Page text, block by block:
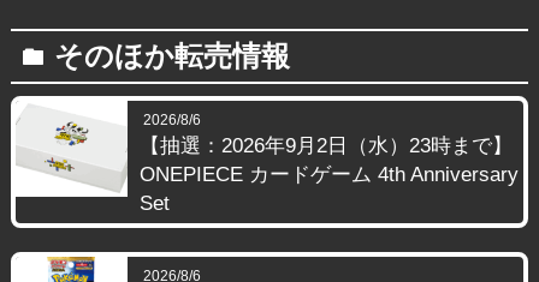
folder そのほか転売情報
2026/8/6
【抽選：2026年9月2日（水）23時まで】
ONEPIECE カードゲーム 4th Anniversary
Set
2026/8/6